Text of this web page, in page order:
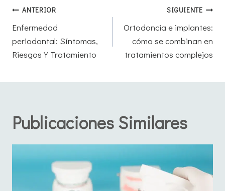
Navegación
de
entradas
ANTERIOR
Enfermedad
periodontal: Síntomas,
Riesgos Y Tratamiento
SIGUIENTE
Ortodoncia e implantes:
cómo se combinan en
tratamientos complejos
Publicaciones Similares